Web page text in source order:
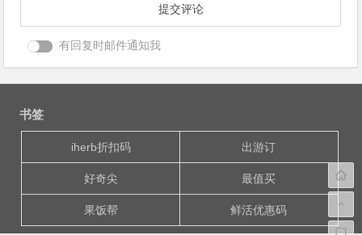
有回复时邮件通知我
书签
iherb折扣码 出游订
好奇尖 最值买
果饭帮 鲜活优惠码